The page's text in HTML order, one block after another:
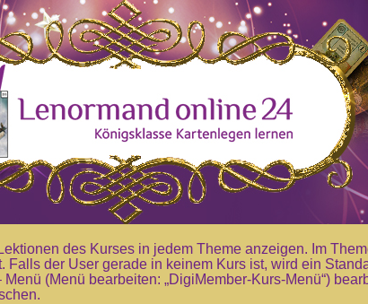
des Kurses in jedem Theme anzeigen. Im
der User gerade in keinem Kurs ist, wird ein
(Menü bearbeiten: „DigiMember-Kurs-Menü“)